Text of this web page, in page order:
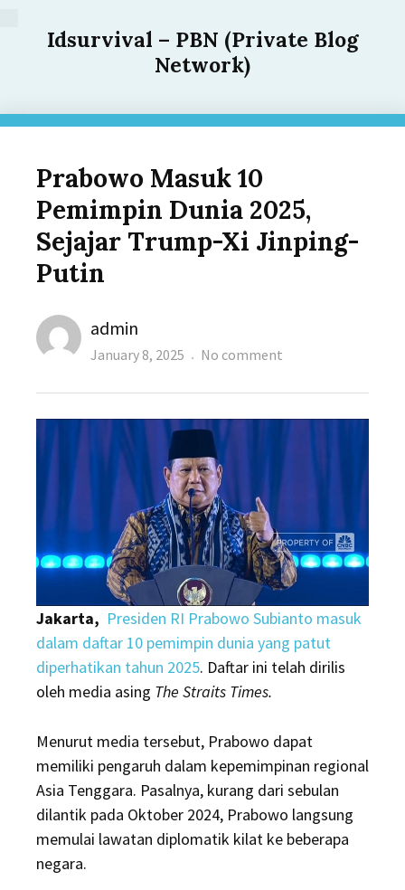
Idsurvival – PBN (Private Blog
Network)
Prabowo Masuk 10
Pemimpin Dunia 2025,
Sejajar Trump-Xi Jinping-
Putin
Author
admin
Posted
January 8, 2025 No comment
Sejajar
Trump-
Xi
Jinping-
Jakarta, Presiden RI Prabowo Subianto masuk
dalam daftar 10 pemimpin dunia yang patut
diperhatikan tahun 2025. Daftar ini telah dirilis
oleh media asing The Straits Times.
Menurut media tersebut, Prabowo dapat
memiliki pengaruh dalam kepemimpinan regional
Asia Tenggara. Pasalnya, kurang dari sebulan
dilantik pada Oktober 2024, Prabowo langsung
memulai lawatan diplomatik kilat ke beberapa
negara.